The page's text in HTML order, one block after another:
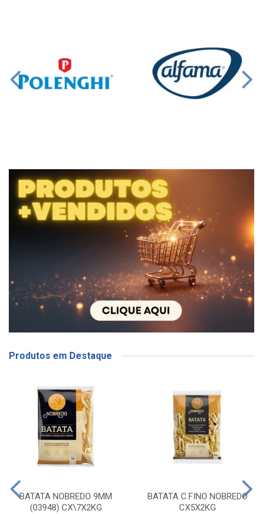
Produtos em Destaque
BATATA NOBREDO 9MM
(03948) CX\7X2KG
BATATA C.FINO NOBREDO
CX5X2KG